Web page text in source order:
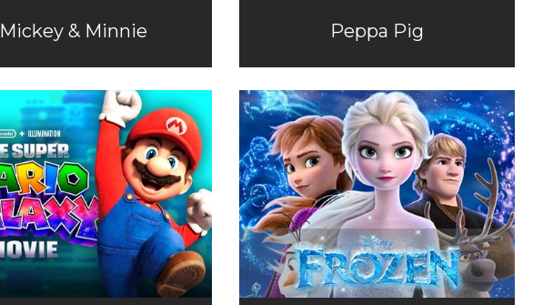
Mickey & Minnie Peppa Pig